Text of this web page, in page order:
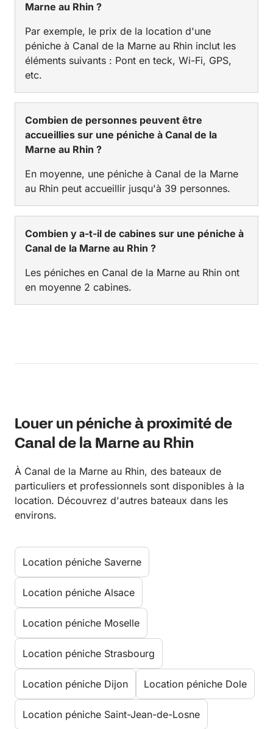
Marne au Rhin ?
Par exemple, le prix de la location d'une
péniche à Canal de la Marne au Rhin inclut les
éléments suivants : Pont en teck, Wi-Fi, GPS,
etc.
Combien de personnes peuvent être
accueillies sur une péniche à Canal de la
Marne au Rhin ?
En moyenne, une péniche à Canal de la Marne
au Rhin peut accueillir jusqu'à 39 personnes.
Combien y a-t-il de cabines sur une péniche à
Canal de la Marne au Rhin ?
Les péniches en Canal de la Marne au Rhin ont
en moyenne 2 cabines.
Louer un péniche à proximité de
Canal de la Marne au Rhin
À Canal de la Marne au Rhin, des bateaux de
particuliers et professionnels sont disponibles à la
location. Découvrez d'autres bateaux dans les
environs.
Location péniche Saverne
Location péniche Alsace
Location péniche Moselle
Location péniche Strasbourg
Location péniche Dijon Location péniche Dole
Location péniche Saint-Jean-de-Losne